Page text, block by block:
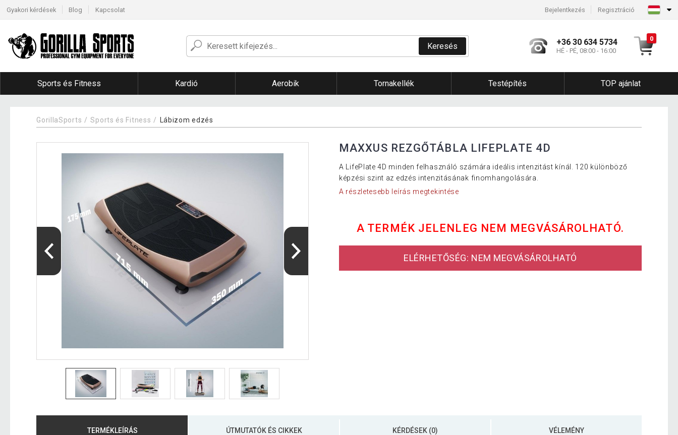
Gyakori kérdések Blog Kapcsolat Bejelentkezés Regisztráció
Keresés +36 30 634 5734
HÉ - PÉ, 08:00 - 16:00
0
Sports és Fitness Kardió Aerobik Tornakellék Testépítés TOP ajánlat
GorillaSports Sports és Fitness Lábizom edzés
MAXXUS REZGŐTÁBLA LIFEPLATE 4D
A LifePlate 4D minden felhasználó számára ideális intenzitást kínál. 120 különböző
képzési szint az edzés intenzitásának finomhangolására.
A részletesebb leírás megtekintése
A TERMÉK JELENLEG NEM MEGVÁSÁROLHATÓ.
ELÉRHETŐSÉG: NEM MEGVÁSÁROLHATÓ
TERMÉKLEÍRÁS ÚTMUTATÓK ÉS CIKKEK KÉRDÉSEK (0) VÉLEMÉNY